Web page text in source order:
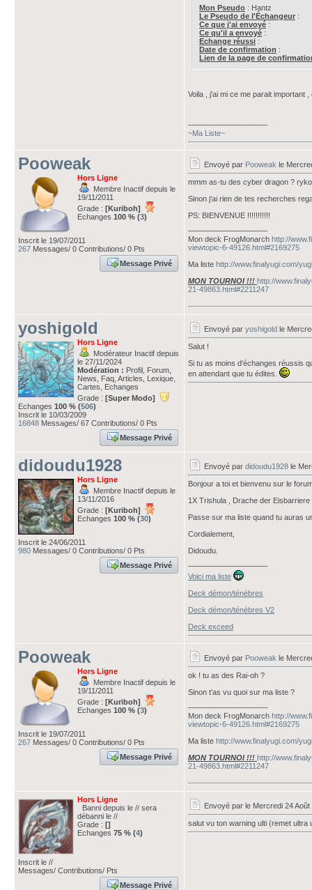
Mon Pseudo : Hantz
Le Pseudo de l'Échangeur :
Ce que j'ai envoyé :
Ce qu'il a envoyé :
Echange réussi :
Date de confirmation :
Lien de la page de
Voila , j'ai mi ce me parait important
~Ma Liste~
Pooweak
Hors Ligne
Membre Inactif depuis le
19/11/2011
Grade : [Kuriboh]
Echanges 100 % (3)
Inscrit le 19/07/2011
267 Messages/ 0 Contributions/ 0 Pts
Message Privé
Envoyé par Pooweak le
mmm as-tu des cyber dragon ?
Sinon j'ai rien de tes recherches
PS: BIENVENUE !!!!!!!!!!!
Mon deck FrogMonarch http://
viewtopic-6-49126.html#2169275
Ma liste http://www.finalyugi.com/
MON TOURNOI !!! http://
21-49863.html#2211247
yoshigold
Hors Ligne
Modérateur Inactif depuis
le 27/11/2024
Modération : Profil, Forum,
News, Faq, Articles, Lexique,
Cartes, Echanges
Grade : [Super Modo]
Echanges 100 % (506)
Inscrit le 10/03/2009
16848 Messages/ 67 Contributions/ 0 Pts
Message Privé
Envoyé par yoshigold le
Salut !
Si tu as moins d'échanges réussis
en attendant que tu édites.
didoudu1928
Hors Ligne
Membre Inactif depuis le
13/11/2016
Grade : [Kuriboh]
Echanges 100 % (30)
Inscrit le 24/06/2011
980 Messages/ 0 Contributions/ 0 Pts
Message Privé
Envoyé par didoudu1928 le
Bonjour a toi et bienvenu sur le
1X Trishula , Drache der Eisbarriere
Passe sur ma liste quand tu auras
Cordialement,
Didoudu.
Voici ma liste
Deck démon/ténèbres
Deck démon/ténèbres V2
Deck exceed
Pooweak
Hors Ligne
Membre Inactif depuis le
19/11/2011
Grade : [Kuriboh]
Echanges 100 % (3)
Inscrit le 19/07/2011
267 Messages/ 0 Contributions/ 0 Pts
Message Privé
Envoyé par Pooweak le
ok ! tu as des Rai-oh ?
Sinon t'as vu quoi sur ma liste ?
Mon deck FrogMonarch http://
viewtopic-6-49126.html#2169275
Ma liste http://www.finalyugi.com/
MON TOURNOI !!! http://
21-49863.html#2211247
Hors Ligne
Banni depuis le // sera
débanni le //
Grade : []
Echanges 75 % (4)
Inscrit le //
Messages/ Contributions/ Pts
Message Privé
Envoyé par le Mercredi 24 Août
salut vu ton warning ulti (remet